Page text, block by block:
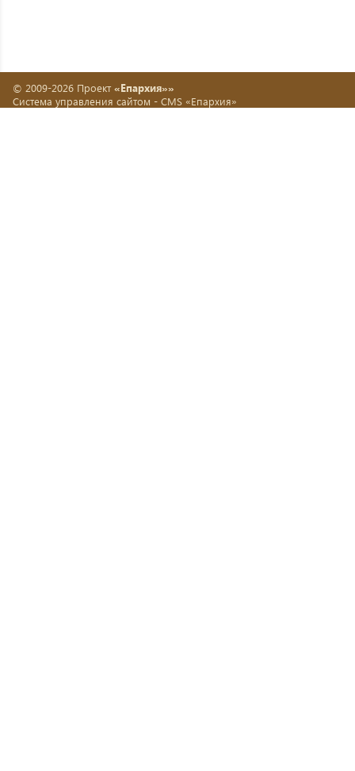
© 2009-2026 Проект «Епархия»»
Система управления сайтом - CMS «Епархия»